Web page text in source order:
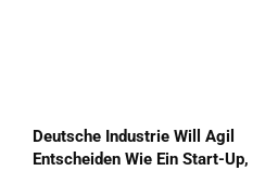
Deutsche Industrie Will Agil
Entscheiden Wie Ein Start-Up,